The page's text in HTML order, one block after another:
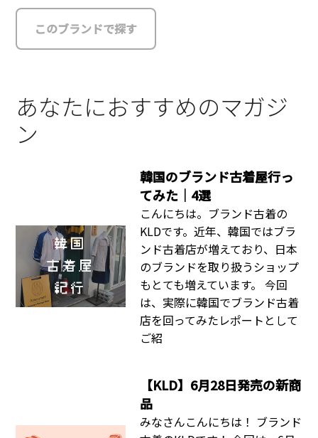
このブランドで探す
あなたにおすすめのマガジ
ン
韓国のブランド古着屋行っ
てみた｜4選
こんにちは。ブランド古着の
KLDです。近年、韓国ではブラ
ンド古着店が増えており、日本
のブランドを取り扱うショップ
もとても増えています。 今回
は、実際に韓国でブランド古着
店を回ってみたレポートとして
ご紹
【KLD】6月28日発売の新商
品
みなさんこんにちは！ ブランド